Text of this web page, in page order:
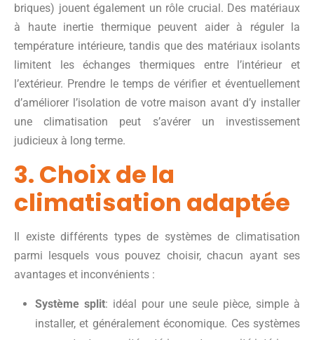
briques) jouent également un rôle crucial. Des matériaux
à haute inertie thermique peuvent aider à réguler la
température intérieure, tandis que des matériaux isolants
limitent les échanges thermiques entre l’intérieur et
l’extérieur. Prendre le temps de vérifier et éventuellement
d’améliorer l’isolation de votre maison avant d’y installer
une climatisation peut s’avérer un investissement
judicieux à long terme.
3. Choix de la
climatisation adaptée
Il existe différents types de systèmes de climatisation
parmi lesquels vous pouvez choisir, chacun ayant ses
avantages et inconvénients :
Système split: idéal pour une seule pièce, simple à
installer, et généralement économique. Ces systèmes